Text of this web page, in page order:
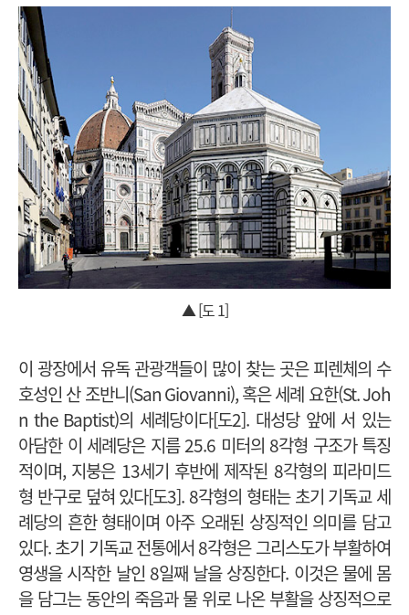
▲ [도 1]
이 광장에서 유독 관광객들이 많이 찾는 곳은 피렌체의 수
호성인 산 조반니(San Giovanni), 혹은 세례 요한(St. Joh
n the Baptist)의 세례당이다[도2]. 대성당 앞에 서 있는
아담한 이 세례당은 지름 25.6 미터의 8각형 구조가 특징
적이며, 지붕은 13세기 후반에 제작된 8각형의 피라미드
형 반구로 덮혀 있다[도3]. 8각형의 형태는 초기 기독교 세
례당의 흔한 형태이며 아주 오래된 상징적인 의미를 담고
있다. 초기 기독교 전통에서 8각형은 그리스도가 부활하여
영생을 시작한 날인 8일째 날을 상징한다. 이것은 물에 몸
을 담그는 동안의 죽음과 물 위로 나온 부활을 상징적으로